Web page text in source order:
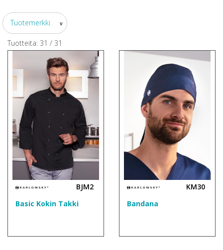
Tuotemerkki v
Tuotteita: 31 / 31
BJM2
Basic Kokin Takki
KM30
Bandana